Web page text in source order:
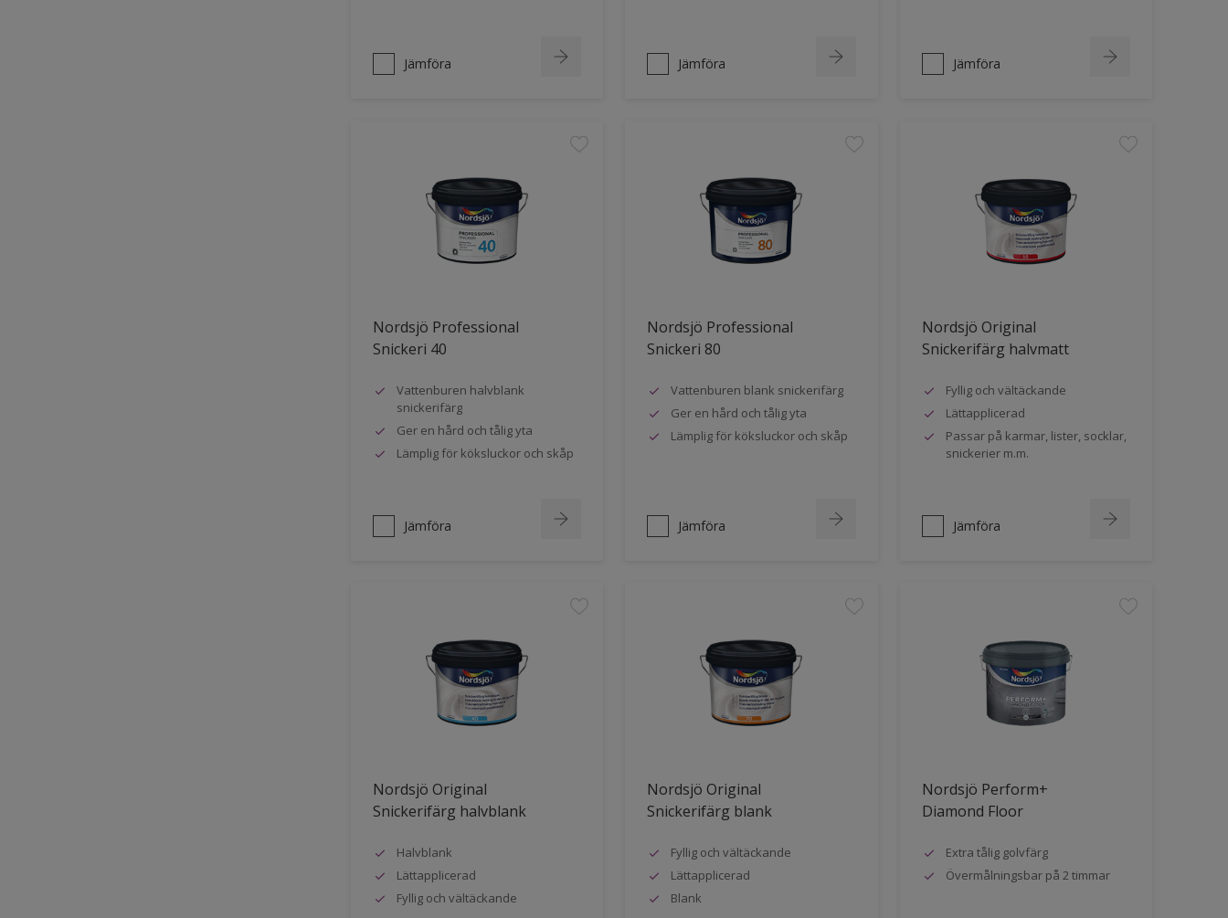
Jämföra Jämföra Jämföra
Nordsjö Professional
Snickeri 40
Vattenburen halvblank
snickerifärg
Ger en hård och tålig yta
Lämplig för köksluckor och skåp
Jämföra
Nordsjö Professional
Snickeri 80
Vattenburen blank snickerifärg
Ger en hård och tålig yta
Lämplig för köksluckor och skåp
Jämföra
Nordsjö Original
Snickerifärg halvmatt
Fyllig och vältäckande
Lättapplicerad
Passar på karmar, lister, socklar,
snickerier m.m.
Jämföra
Nordsjö Original
Snickerifärg halvblank
Halvblank
Lättapplicerad
Fyllig och vältäckande
Nordsjö Original
Snickerifärg blank
Fyllig och vältäckande
Lättapplicerad
Blank
Nordsjö Perform+
Diamond Floor
Extra tålig golvfärg
Övermålningsbar på 2 timmar